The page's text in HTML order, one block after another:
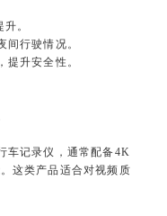
。
间行驶情况。
提升安全性。
车记录仪，通常配备4K
这类产品适合对视频质